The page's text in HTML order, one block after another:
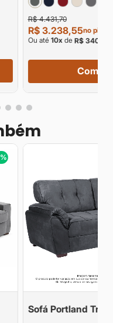
R$ 4.431,70
R$ 3.238,55no pix
Ou até 10x de R$ 340,90
Sofá Portland